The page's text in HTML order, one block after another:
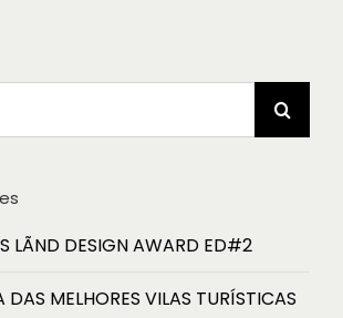
LÃND DESIGN AWARD ED#2
DAS MELHORES VILAS TURÍSTICAS